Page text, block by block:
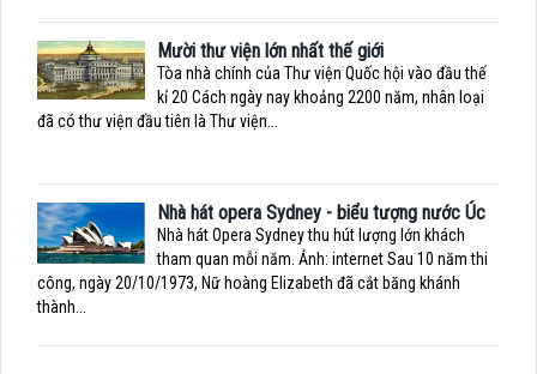
Mười thư viện lớn nhất thế giới
Tòa nhà chính của Thư viện Quốc hội vào đầu thế
kỉ 20 Cách ngày nay khoảng 2200 năm, nhân loại
đã có thư viện đầu tiên là Thư viện...
Nhà hát opera Sydney - biểu tượng nước Úc
Nhà hát Opera Sydney thu hút lượng lớn khách
tham quan mỗi năm. Ảnh: internet Sau 10 năm thi
công, ngày 20/10/1973, Nữ hoàng Elizabeth đã cắt băng khánh
thành...